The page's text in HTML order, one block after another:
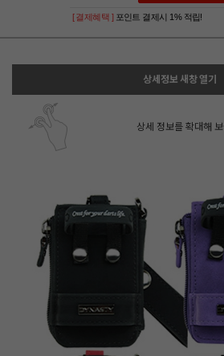
[ 결제혜택 ] 포인트 결제시 1% 적립!
상세정보 새창 열기
상세 정보를 확대해